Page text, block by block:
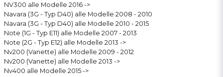
NV300 alle Modelle 2016 ->
Navara (3G - Typ D40) alle Modelle 2008 - 2010
Navara (3G - Typ D40) alle Modelle 2010 - 2015
Note (1G - Typ E11) alle Modelle 2007 - 2013
Note (2G - Typ E12) alle Modelle 2013 ->
Nv200 (Vanette) alle Modelle 2009 - 2012
Nv200 (Vanette) alle Modelle 2013 ->
Nv400 alle Modelle 2015 ->